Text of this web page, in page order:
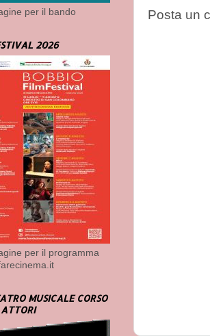
Posta un
per il bando
2026
per il programma
MUSICALE CORSO
ATTORI